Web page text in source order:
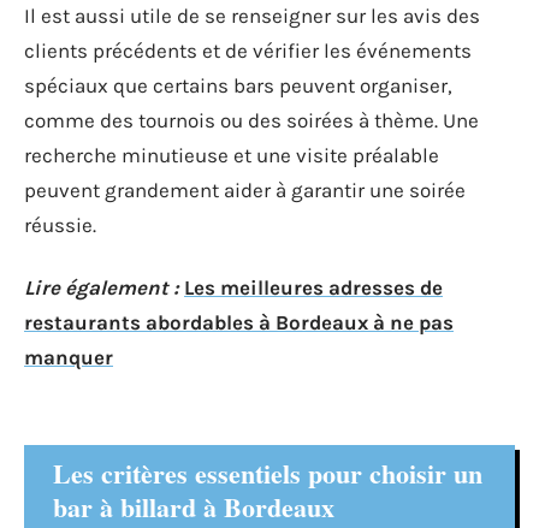
Il est aussi utile de se renseigner sur les avis des
clients précédents et de vérifier les événements
spéciaux que certains bars peuvent organiser,
comme des tournois ou des soirées à thème. Une
recherche minutieuse et une visite préalable
peuvent grandement aider à garantir une soirée
réussie.
Lire également : Les meilleures adresses de
restaurants abordables à Bordeaux à ne pas
manquer
Les critères essentiels pour choisir un
bar à billard à Bordeaux